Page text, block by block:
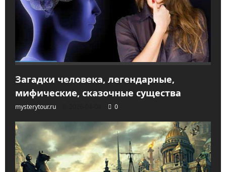
Загадки человека, легендарные,
мифические, сказочные существа
mysterytour.ru 0